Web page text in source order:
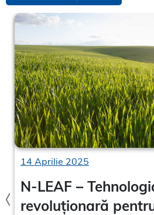
14 Aprilie 2025
N-LEAF –
revoluționară